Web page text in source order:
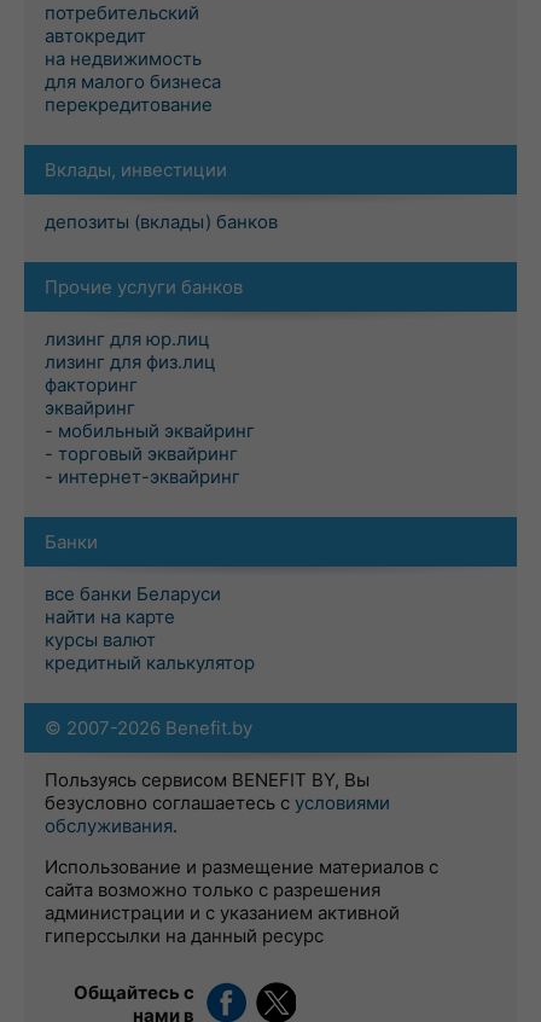
потребительский
автокредит
на недвижимость
для малого бизнеса
перекредитование
Вклады, инвестиции
депозиты (вклады) банков
Прочие услуги банков
лизинг для юр.лиц
лизинг для физ.лиц
факторинг
эквайринг
- мобильный эквайринг
- торговый эквайринг
- интернет-эквайринг
Банки
все банки Беларуси
найти на карте
курсы валют
кредитный калькулятор
© 2007-2026 Benefit.by
Пользуясь сервисом BENEFIT BY, Вы
безусловно соглашаетесь с условиями
обслуживания.
Использование и размещение материалов с
сайта возможно только с разрешения
администрации и с указанием активной
гиперссылки на данный ресурс
Общайтесь с
нами в